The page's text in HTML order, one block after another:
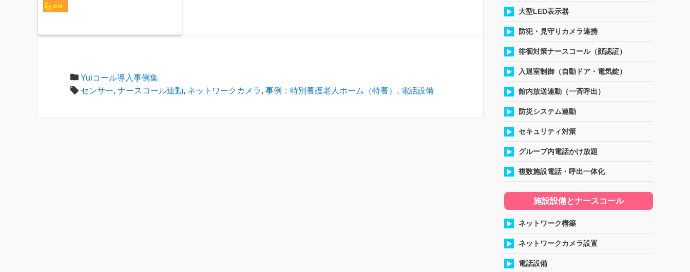
ら»»
Yuiコール導入事例集
センサー, ナースコール連動, ネットワークカメラ, 事例：特別養護老人ホーム（特養） , 電話設備
大型LED表示器
防犯・見守りカメラ連携
徘徊対策ナースコール（顔認証）
入退室制御（自動ドア・電気錠）
館内放送連動（一斉呼出）
防災システム連動
セキュリティ対策
グループ内電話かけ放題
複数施設電話・呼出一体化
施設設備とナースコール
ネットワーク構築
ネットワークカメラ設置
電話設備